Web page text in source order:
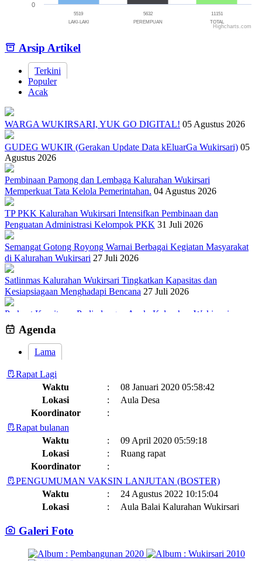
5519
LAKI-LAKI
5632
PEREMPUAN
11151
TOTAL
0
Highcharts.com
Arsip Artikel
Terkini
Populer
Acak
WARGA WUKIRSARI, YUK GO DIGITAL! 05 Agustus 2026
GUDEG WUKIR (Gerakan Update Data kEluarGa Wukirsari) 05
Agustus 2026
Pembinaan Pamong dan Lembaga Kalurahan Wukirsari
Memperkuat Tata Kelola Pemerintahan. 04 Agustus 2026
TP PKK Kalurahan Wukirsari Intensifkan Pembinaan dan
Penguatan Administrasi Kelompok PKK 31 Juli 2026
Semangat Gotong Royong Warnai Berbagai Kegiatan Masyarakat
di Kalurahan Wukirsari 27 Juli 2026
Satlinmas Kalurahan Wukirsari Tingkatkan Kapasitas dan
Kesiapsiagaan Menghadapi Bencana 27 Juli 2026
Perkuat Komitmen Perlindungan Anak, Kalurahan Wukirsari
Menggelar Sosialisasi dan Outbond Desa Ramah Anak
Agenda
Lama
Rapat Lagi
Waktu
:
08 Januari 2020 05:58:42
Lokasi
:
Aula Desa
Koordinator
:
Rapat bulanan
Waktu
:
09 April 2020 05:59:18
Lokasi
:
Ruang rapat
Koordinator
:
PENGUMUMAN VAKSIN LANJUTAN (BOSTER)
Waktu
:
24 Agustus 2022 10:15:04
Lokasi
:
Aula Balai Kalurahan Wukirsari
Jadwal dan Agenda Sisir Adminduk Kalurahan Wukirsari
Waktu
:
03 Februari 2023 08:44:13
Galeri Foto